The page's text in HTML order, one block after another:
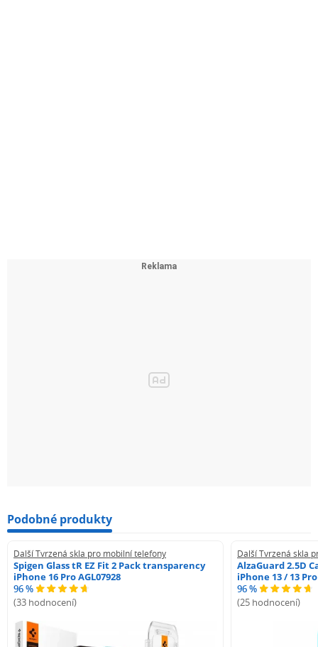
Podobné produkty
Další Tvrzená skla pro mobilní telefony
Spigen Glass tR EZ Fit 2 Pack transparency
iPhone 16 Pro AGL07928
96 %
(33 hodnocení)
Další Tvrzená skla
AlzaGuard 2.5D
iPhone 13 / 13 Pro
96 %
(25 hodnocení)